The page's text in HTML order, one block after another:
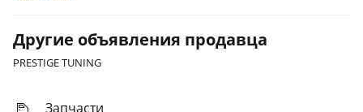
Другие объявления продавца
PRESTIGE TUNING
Запчасти